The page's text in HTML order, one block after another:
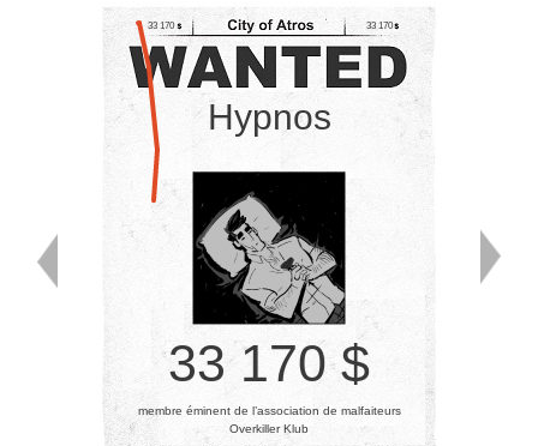
33 170
Hypnos
33 170
33 170 $
membre éminent de l’association de malfaiteurs
Overkiller Klub